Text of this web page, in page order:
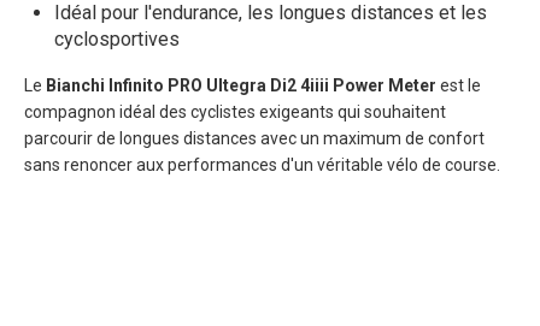
Idéal pour l'endurance, les longues distances et les
cyclosportives
Le Bianchi Infinito PRO Ultegra Di2 4iiii Power Meter est le
compagnon idéal des cyclistes exigeants qui souhaitent
parcourir de longues distances avec un maximum de confort
sans renoncer aux performances d'un véritable vélo de course.